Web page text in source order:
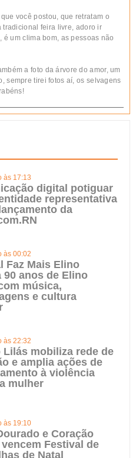
você postou, que retratam o
feira livre, adoro ir
um clima bom, as pessoas não
a foto da árvore do amor, um
sempre tirei fotos aí, os selvagens
às 17:13
digital potiguar
representativa
da
às 00:02
Faz Mais Elino
90 anos de Elino
música,
e cultura
às 22:32
Lilás mobiliza rede de
e amplia ações de
à violência
mulher
às 19:10
e Coração
Festival de
de Natal